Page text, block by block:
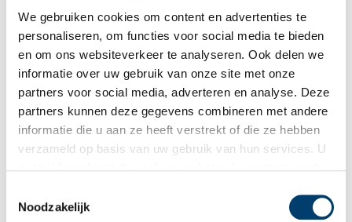
We gebruiken cookies om content en advertenties te
personaliseren, om functies voor social media te bieden
en om ons websiteverkeer te analyseren. Ook delen we
informatie over uw gebruik van onze site met onze
partners voor social media, adverteren en analyse. Deze
partners kunnen deze gegevens combineren met andere
informatie die u aan ze heeft verstrekt of die ze hebben
verzameld op basis van uw gebruik van hun services. U
Noodzakelijk
Het Fort bij de Liebrug ligt aan de spoorlijn Haarlem-
Amsterdam, de oudste spoorverbinding van ons land. Het
moest zowel de spoorlijn, de weg tussen Amsterdam en
Haarlem én de nabijgelegen trekvaart verdedigen. Fort bij de
Liebrug behoort tot het Westfront van de Stelling van
Amsterdam.